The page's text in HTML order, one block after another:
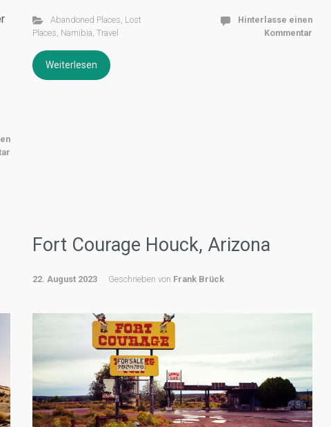
Abandoned Places, Lost
Places, Namibia, Travel
Hinterlasse einen
Kommentar
Weiterlesen
Fort Courage Houck, Arizona
22. August 2023 Geschrieben von Frank Brück